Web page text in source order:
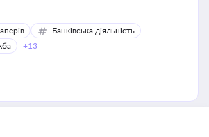
Банківська діяльність
+13